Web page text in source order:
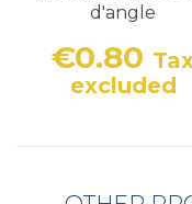
d'angle
Price
€0.80
excluded